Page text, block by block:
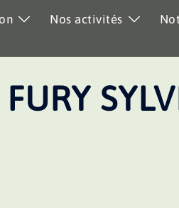
Nos activités
FURY